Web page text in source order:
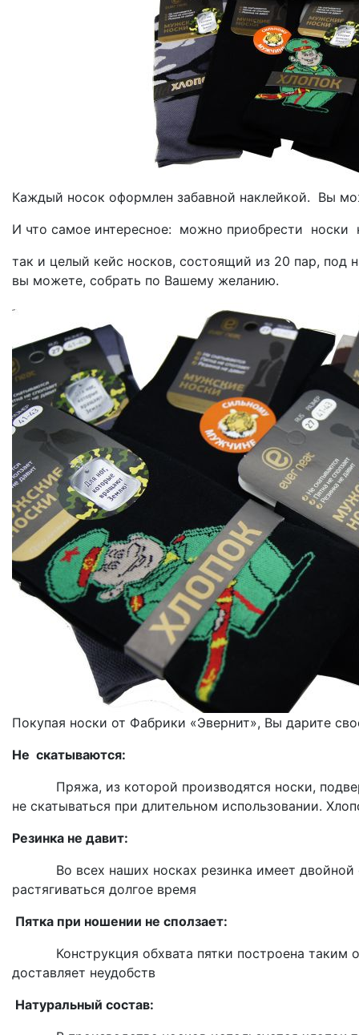
Каждый носок оформлен забавной наклейкой. Вы
И что самое интересное: можно приобрести носки
так и целый кейс носков, состоящий из 20 пар, под
вы можете, собрать по Вашему желанию.
Покупая носки от Фабрики «Эвернит», Вы дарите
Не скатываются:
Пряжа, из которой производятся носки,
не скатываться при длительном использовании.
Резинка не давит:
Во всех наших носках резинка имеет двойной
растягиваться долгое время
Пятка при ношении не сползает:
Конструкция обхвата пятки построена таким
доставляет неудобств
Натуральный состав: